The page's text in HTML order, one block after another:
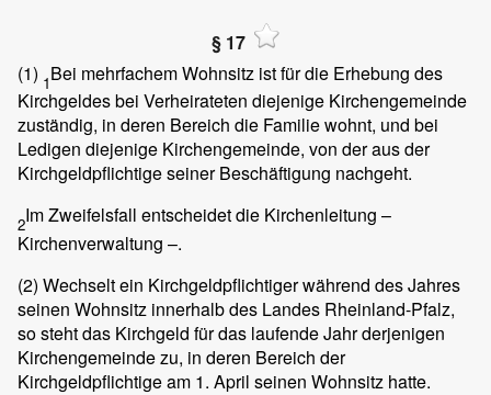
§ 17
(1) 1Bei mehrfachem Wohnsitz ist für die Erhebung des
Kirchgeldes bei Verheirateten diejenige Kirchengemeinde
zuständig, in deren Bereich die Familie wohnt, und bei
Ledigen diejenige Kirchengemeinde, von der aus der
Kirchgeldpflichtige seiner Beschäftigung nachgeht.
2Im Zweifelsfall entscheidet die Kirchenleitung –
Kirchenverwaltung –.
(2) Wechselt ein Kirchgeldpflichtiger während des Jahres
seinen Wohnsitz innerhalb des Landes Rheinland-Pfalz,
so steht das Kirchgeld für das laufende Jahr derjenigen
Kirchengemeinde zu, in deren Bereich der
Kirchgeldpflichtige am 1. April seinen Wohnsitz hatte.